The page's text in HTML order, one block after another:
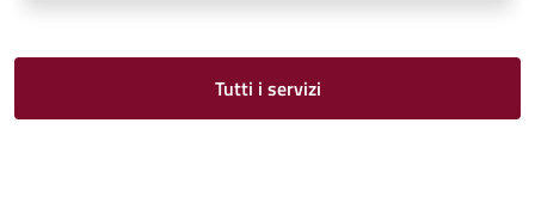
Tutti i servizi